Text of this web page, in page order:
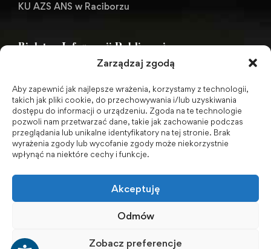
Zarządzaj zgodą
Aby zapewnić jak najlepsze wrażenia, korzystamy z technologii,
takich jak pliki cookie, do przechowywania i/lub uzyskiwania
dostępu do informacji o urządzeniu. Zgoda na te technologie
pozwoli nam przetwarzać dane, takie jak zachowanie podczas
przeglądania lub unikalne identyfikatory na tej stronie. Brak
wyrażenia zgody lub wycofanie zgody może niekorzystnie
wpłynąć na niektóre cechy i funkcje.
Akceptuję
Odmów
Zobacz preferencje
KU AZS ANS w Raciborzu
Biuletyn Informacji Publicznej
BIP - Biuletyn Informacji Publicznej PWSZ -
archiwum
Social Media